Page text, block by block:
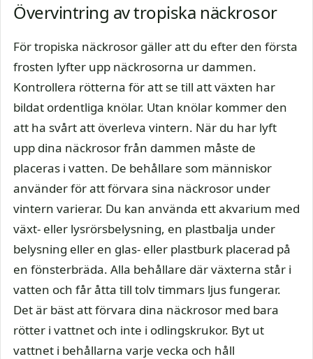
Övervintring av tropiska näckrosor
För tropiska näckrosor gäller att du efter den första
frosten lyfter upp näckrosorna ur dammen.
Kontrollera rötterna för att se till att växten har
bildat ordentliga knölar. Utan knölar kommer den
att ha svårt att överleva vintern. När du har lyft
upp dina näckrosor från dammen måste de
placeras i vatten. De behållare som människor
använder för att förvara sina näckrosor under
vintern varierar. Du kan använda ett akvarium med
växt- eller lysrörsbelysning, en plastbalja under
belysning eller en glas- eller plastburk placerad på
en fönsterbräda. Alla behållare där växterna står i
vatten och får åtta till tolv timmars ljus fungerar.
Det är bäst att förvara dina näckrosor med bara
rötter i vattnet och inte i odlingskrukor. Byt ut
vattnet i behållarna varje vecka och håll